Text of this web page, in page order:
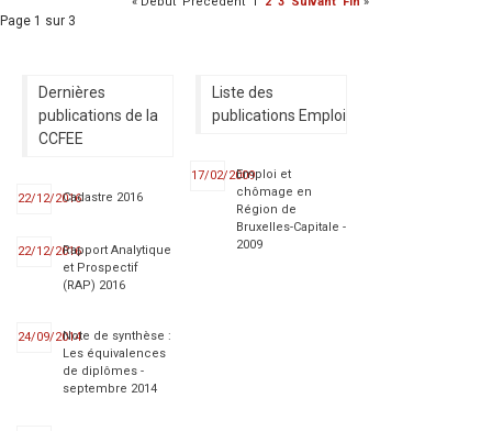
Page 1 sur 3
Dernières
publications de la
CCFEE
22/12/2016Cadastre 2016
22/12/2016Rapport Analytique
et Prospectif
(RAP) 2016
24/09/2014Note de synthèse :
Les équivalences
de diplômes -
septembre 2014
Liste des
publications Emploi
17/02/2009Emploi et
chômage en
Région de
Bruxelles-Capitale -
2009